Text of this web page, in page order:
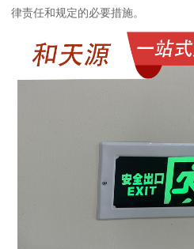
律责任和规定的必要措施。